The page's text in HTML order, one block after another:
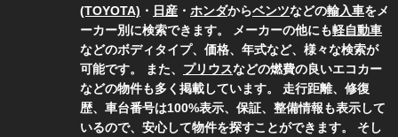
(TOYOTA) ・ 日産 ・ ホンダからベンツなどの輸入車をメ
ーカー別に検索できます。 メーカーの他にも軽自動車
などのボディタイプ、価格、年式など、様々な検索が
可能です。 また、 プリウスなどの燃費の良いエコカー
などの物件も多く掲載しています。 走行距離、修復
歴、車台番号は100%表示、保証、整備情報も表示して
いるので、安心して物件を探すことができます。 そし